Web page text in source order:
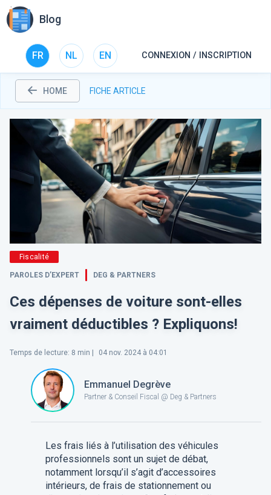
Blog
FR NL EN CONNEXION / INSCRIPTION
HOME FICHE ARTICLE
Fiscalité
PAROLES D’EXPERT DEG & PARTNERS
Ces dépenses de voiture sont-elles
vraiment déductibles ? Expliquons!
Temps de lecture: 8 min | 04 nov. 2024 à 04:01
Emmanuel Degrève
Partner & Conseil Fiscal @ Deg & Partners
Les frais liés à l’utilisation des véhicules
professionnels sont un sujet de débat,
notamment lorsqu’il s’agit d’accessoires
intérieurs, de frais de stationnement ou